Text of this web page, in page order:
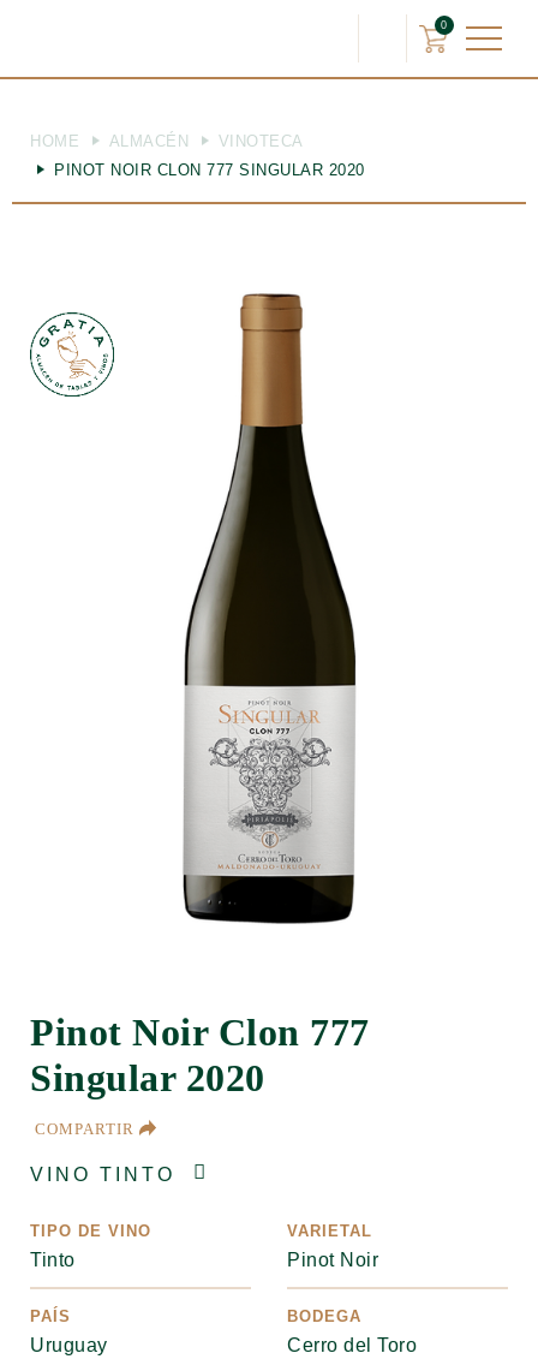
0
HOME ALMACÉN
VINOTECA
PINOT NOIR CLON 777 SINGULAR 2020
Pinot Noir Clon 777
Singular 2020
COMPARTIR
VINO TINTO
TIPO DE VINO
Tinto
VARIETAL
Pinot Noir
PAÍS
Uruguay
BODEGA
Cerro del Toro